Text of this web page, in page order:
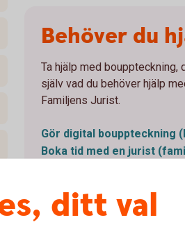
Behöver du
Ta hjälp med
själv vad du behöver hjälp
Familjens Jurist.
Gör digital bouppteckning
Boka tid med en jurist
ditt val